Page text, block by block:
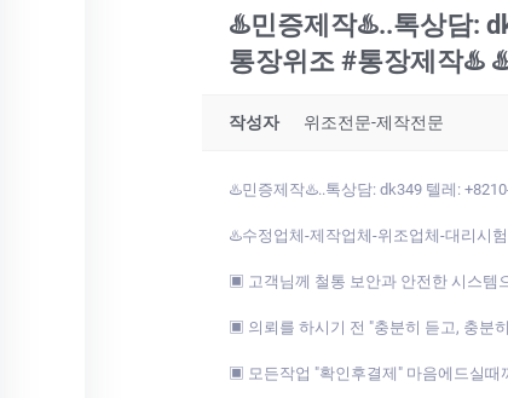
♨️민증제작♨️..톡상담:
통장위조 #통장제작♨️
작성자 위조전문-제작전문
♨️민증제작♨️..톡상담: dk349 텔레:
♨️수정업체-제작업체-위조업체-대리시
▣ 고객님께 철통 보안과 안전한 시스템
▣ 의뢰를 하시기 전 "충분히 듣고, 충분
▣ 모든작업 "확인후결제" 마음에드실때